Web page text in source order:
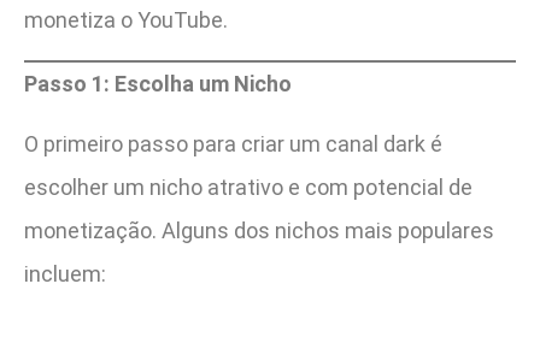
monetiza o YouTube.
Passo 1: Escolha um Nicho
O primeiro passo para criar um canal dark é
escolher um nicho atrativo e com potencial de
monetização. Alguns dos nichos mais populares
incluem: